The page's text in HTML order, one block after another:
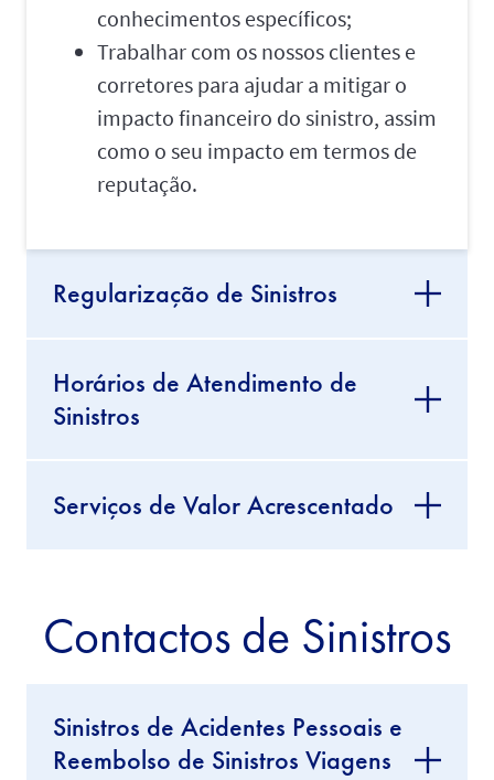
conhecimentos específicos;
Trabalhar com os nossos clientes e
corretores para ajudar a mitigar o
impacto financeiro do sinistro, assim
como o seu impacto em termos de
reputação.
Regularização de Sinistros
Horários de Atendimento de
Sinistros
Serviços de Valor Acrescentado
Contactos de Sinistros
Sinistros de Acidentes Pessoais e
Reembolso de Sinistros Viagens